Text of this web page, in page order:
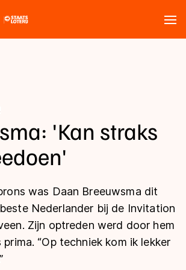
'Kan straks
was Daan Breeuwsma dit
Nederlander bij de Invitation
Zijn optreden werd door hem
“Op techniek kom ik lekker